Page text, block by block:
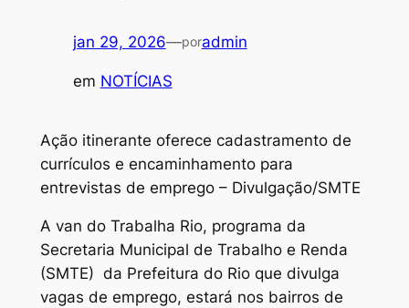
jan 29, 2026—poradmin
em NOTÍCIAS
Ação itinerante oferece cadastramento de
currículos e encaminhamento para
entrevistas de emprego – Divulgação/SMTE
A van do Trabalha Rio, programa da
Secretaria Municipal de Trabalho e Renda
(SMTE) da Prefeitura do Rio que divulga
vagas de emprego, estará nos bairros de